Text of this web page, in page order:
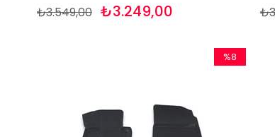
₺3.249,00
₺3.549,00
%8